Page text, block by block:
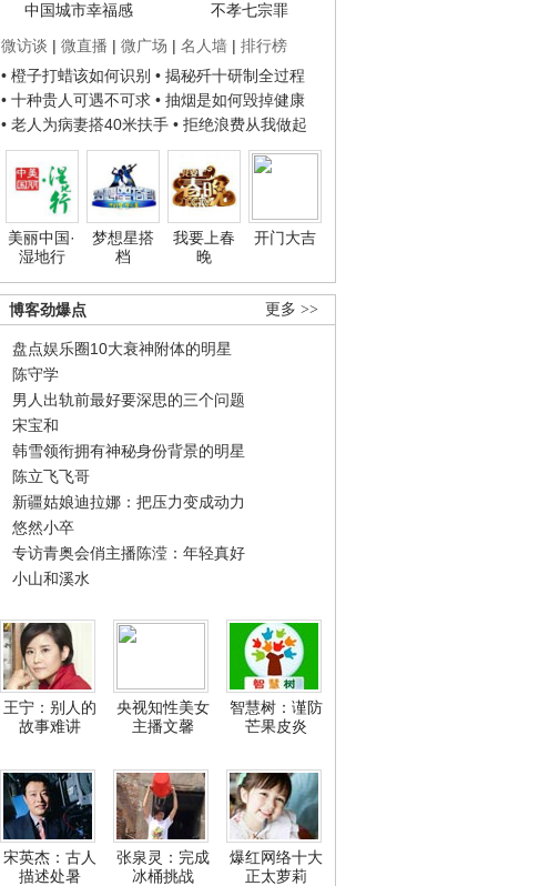
中国城市幸福感
不孝七宗罪
微访谈 | 微直播 | 微广场 | 名人墙 | 排行榜
• 橙子打蜡该如何识别 • 揭秘歼十研制全过程
• 十种贵人可遇不可求 • 抽烟是如何毁掉健康
• 老人为病妻搭40米扶手 • 拒绝浪费从我做起
美丽中国·
湿地行
梦想星搭
档
我要上春
晚
开门大吉
更多 >>
博客劲爆点
盘点娱乐圈10大衰神附体的明星
陈守学
男人出轨前最好要深思的三个问题
宋宝和
韩雪领衔拥有神秘身份背景的明星
陈立飞飞哥
新疆姑娘迪拉娜：把压力变成动力
悠然小卒
专访青奥会俏主播陈滢：年轻真好
小山和溪水
王宁：别人的
故事难讲
央视知性美女
主播文馨
智慧树：谨防
芒果皮炎
宋英杰：古人
描述处暑
张泉灵：完成
冰桶挑战
爆红网络十大
正太萝莉